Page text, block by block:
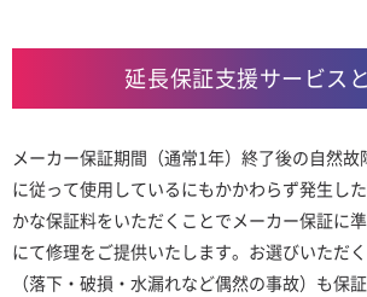
延長保証支援サービス
メーカー保証期間（通常1年）終了後の自然
に従って使用しているにもかかわらず発生し
かな保証料をいただくことでメーカー保証に
にて修理をご提供いたします。お選びいただ
（落下・破損・水漏れなど偶然の事故）も保